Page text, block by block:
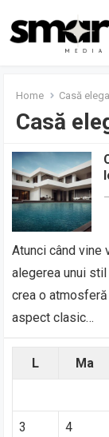
Home Casă
Casă
Atunci când vine
alegerea unui
crea o
aspect clasic…
L Ma
3 4